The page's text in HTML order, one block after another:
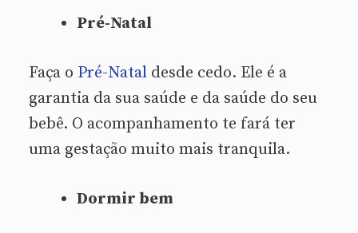
Pré-Natal
Faça o Pré-Natal desde cedo. Ele é a
garantia da sua saúde e da saúde do seu
bebê. O acompanhamento te fará ter
uma gestação muito mais tranquila.
Dormir bem